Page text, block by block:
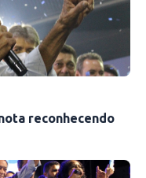
reconhecendo